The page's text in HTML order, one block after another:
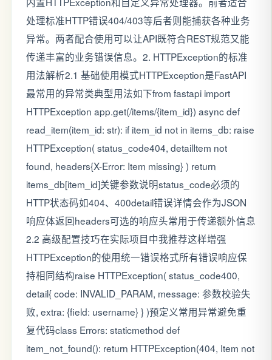
处理标准HTTP错误404/403等后者则能捕获各种业务
异常。两者配合使用可以让API既符合REST规范又能
传递丰富的业务错误信息。2. HTTPException的标准
用法解析2.1 基础使用模式HTTPException是FastAPI
最常用的异常类典型用法如下from fastapi import
HTTPException app.get(/items/{item_id}) async def
read_item(item_id: str): if item_id not in items_db: raise
HTTPException( status_code404, detailItem not
found, headers{X-Error: Item missing} ) return
items_db[item_id]关键参数说明status_code必须的
HTTP状态码如404、400detail错误详情会作为JSON
响应体返回headers可选的响应头常用于传递额外信息
2.2 高级配置技巧在实际项目中我推荐这样增强
HTTPException的使用统一错误格式所有错误响应保
持相同结构raise HTTPException( status_code400,
detail{ code: INVALID_PARAM, message: 参数校验失
败, extra: {field: username} } )预定义常用异常避免重
复代码class Errors: staticmethod def
item_not_found(): return HTTPException(404, Item not